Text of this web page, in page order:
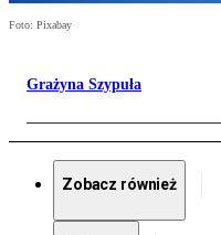
Foto: Pixabay
Grażyna Szypuła
Zobacz również